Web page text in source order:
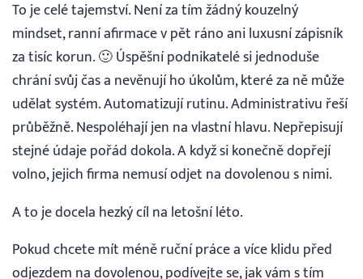
To je celé tajemství. Není za tím žádný kouzelný
mindset, ranní afirmace v pět ráno ani luxusní zápisník
za tisíc korun. 🙂 Úspěšní podnikatelé si jednoduše
chrání svůj čas a nevěnují ho úkolům, které za ně může
udělat systém. Automatizují rutinu. Administrativu řeší
průběžně. Nespoléhají jen na vlastní hlavu. Nepřepisují
stejné údaje pořád dokola. A když si konečně dopřejí
volno, jejich firma nemusí odjet na dovolenou s nimi.
A to je docela hezký cíl na letošní léto.
Pokud chcete mít méně ruční práce a více klidu před
odjezdem na dovolenou, podívejte se, jak vám s tím